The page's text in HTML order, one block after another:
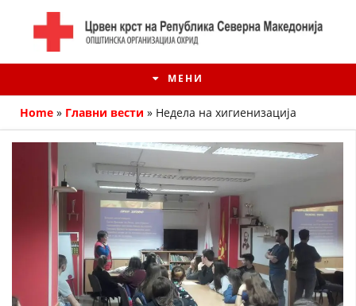
МЕНИ
ИСТОРИЈАТ НА ЦКРМ
Home » Главни вести » Недела на хигиенизација